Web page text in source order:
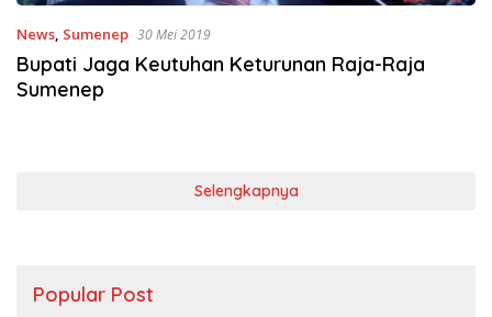
News, Sumenep 30 Mei 2019
Bupati Jaga Keutuhan Keturunan Raja-Raja
Sumenep
Selengkapnya
Popular Post